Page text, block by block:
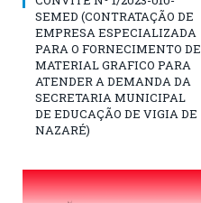
SEMED (CONTRATAÇÃO DE
EMPRESA ESPECIALIZADA
PARA O FORNECIMENTO DE
MATERIAL GRAFICO PARA
ATENDER A DEMANDA DA
SECRETARIA MUNICIPAL
DE EDUCAÇÃO DE VIGIA DE
NAZARÉ)